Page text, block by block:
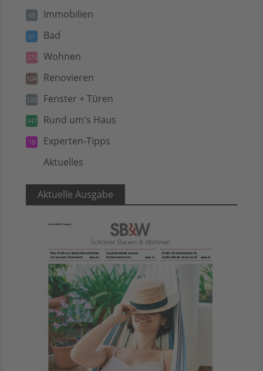
48 Immobilien
61 Bad
279 Wohnen
104 Renovieren
120 Fenster + Türen
347 Rund um's Haus
18 Experten-Tipps
Aktuelles
Aktuelle Ausgabe